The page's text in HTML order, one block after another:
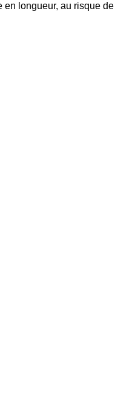
en longueur, au risque de